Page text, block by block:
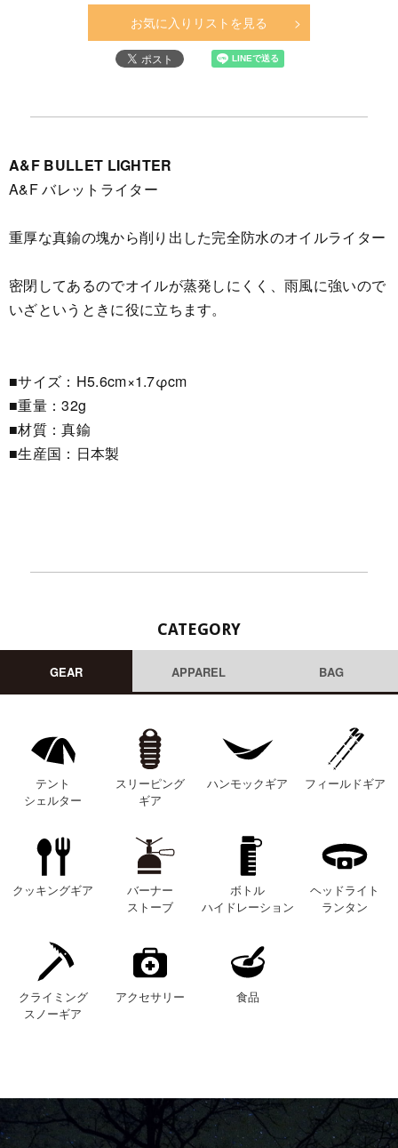
お気に入りリストを見る
A&F BULLET LIGHTER
A&F バレットライター
重厚な真鍮の塊から削り出した完全防水のオイルライター
密閉してあるのでオイルが蒸発しにくく、雨風に強いので
いざというときに役に立ちます。
■サイズ：H5.6cm×1.7φcm
■重量：32g
■材質：真鍮
■生産国：日本製
CATEGORY
GEAR APPAREL BAG
テント
シェルター
スリーピング
ギア
ハンモックギア フィールドギア
クッキングギア
バーナー
ストーブ
ボトル
ハイドレーション
ヘッドライト
ランタン
クライミング
スノーギア
アクセサリー 食品